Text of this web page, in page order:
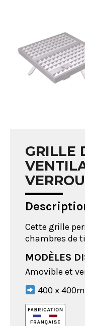
GRILLE
Cette grille
chambres de
MODÈLES
Amovible et
400 x